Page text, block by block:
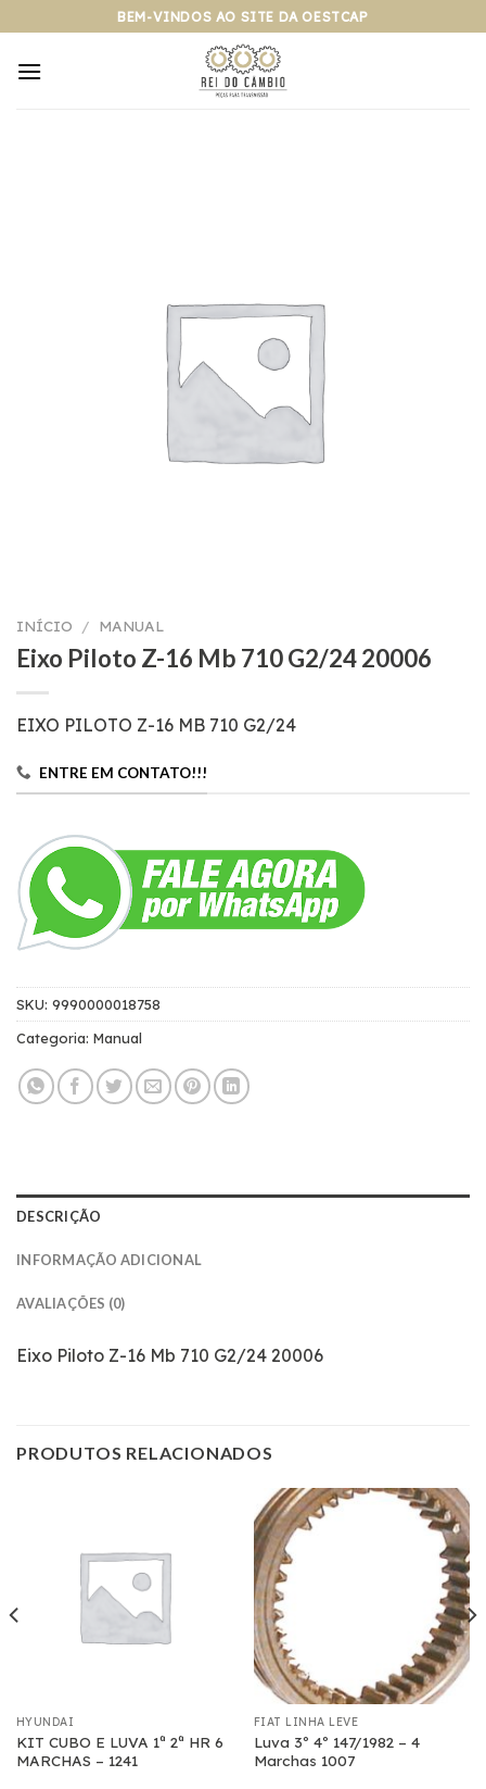
para
BEM-VINDOS AO SITE DA OESTCAP
INÍCIO / MANUAL
Eixo Piloto Z-16 Mb 710 G2/24 20006
EIXO PILOTO Z-16 MB 710 G2/24
ENTRE EM CONTATO!!!
SKU: 9990000018758
Categoria: Manual
DESCRIÇÃO
INFORMAÇÃO ADICIONAL
AVALIAÇÕES (0)
Eixo Piloto Z-16 Mb 710 G2/24 20006
PRODUTOS RELACIONADOS
HYUNDAI
KIT CUBO E LUVA 1ª 2ª HR 6
MARCHAS – 1241
FIAT LINHA LEVE
Luva 3º 4º 147/1982 – 4
Marchas 1007